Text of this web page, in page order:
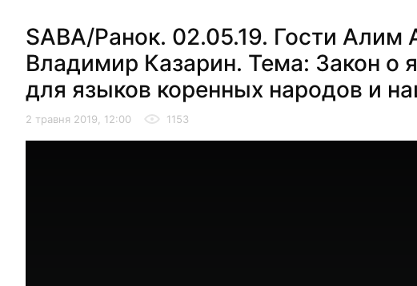
SABA/Ранок. 02.05.19. Гости
Владимир Казарин. Тема: Закон о
для языков коренных народов и
2 травня 2019, 12:00 1153